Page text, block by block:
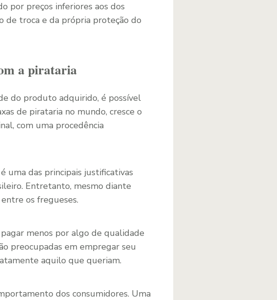
por preços inferiores aos dos
de troca e da própria proteção do
a pirataria
do produto adquirido, é possível
de pirataria no mundo, cresce o
com uma procedência
uma das principais justificativas
Entretanto, mesmo diante
os fregueses.
menos por algo de qualidade
preocupadas em empregar seu
aquilo que queriam.
dos consumidores. Uma